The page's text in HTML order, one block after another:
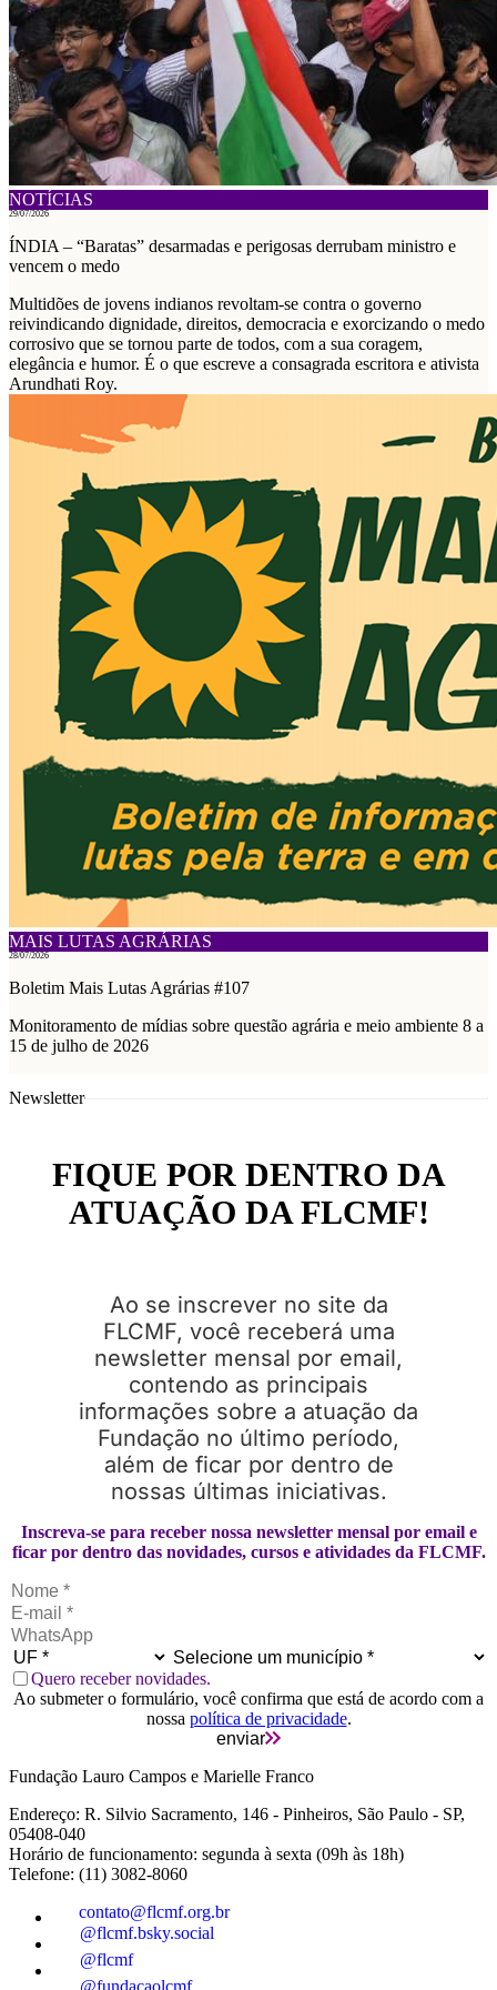
NOTÍCIAS
29/07/2026
ÍNDIA – “Baratas” desarmadas e perigosas derrubam ministro e
vencem o medo
Multidões de jovens indianos revoltam-se contra o governo
reivindicando dignidade, direitos, democracia e exorcizando o medo
corrosivo que se tornou parte de todos, com a sua coragem,
elegância e humor. É o que escreve a consagrada escritora e ativista
Arundhati Roy.
MAIS LUTAS AGRÁRIAS
28/07/2026
Boletim Mais Lutas Agrárias #107
Monitoramento de mídias sobre questão agrária e meio ambiente 8 a
15 de julho de 2026
Newsletter
Inscreva-se para receber nossa newsletter mensal por email e
ficar por dentro das novidades, cursos e atividades da FLCMF.
Quero receber novidades.
Ao submeter o formulário, você confirma que está de acordo com a
nossa política de privacidade.
enviar
FIQUE POR DENTRO DA
ATUAÇÃO DA FLCMF!
Ao se inscrever no site da
FLCMF, você receberá uma
newsletter mensal por email,
contendo as principais
informações sobre a atuação da
Fundação no último período,
além de ficar por dentro de
nossas últimas iniciativas.
Fundação Lauro Campos e Marielle Franco
Endereço: R. Silvio Sacramento, 146 - Pinheiros, São Paulo - SP,
05408-040
Horário de funcionamento: segunda à sexta (09h às 18h)
Telefone: (11) 3082-8060
contato@flcmf.org.br
@flcmf.bsky.social
@flcmf